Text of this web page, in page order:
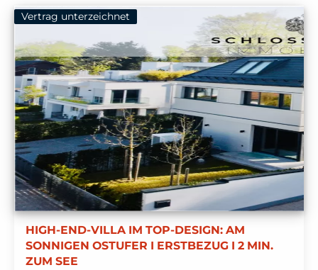
Vertrag unterzeichnet
HIGH-END-VILLA IM TOP-DESIGN: AM
SONNIGEN OSTUFER I ERSTBEZUG I 2 MIN.
ZUM SEE